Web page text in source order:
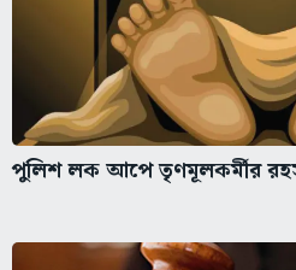
পুলিশ লক আপে তৃণমূলকর্মীর